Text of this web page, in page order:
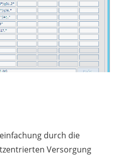
durch die
Versorgung